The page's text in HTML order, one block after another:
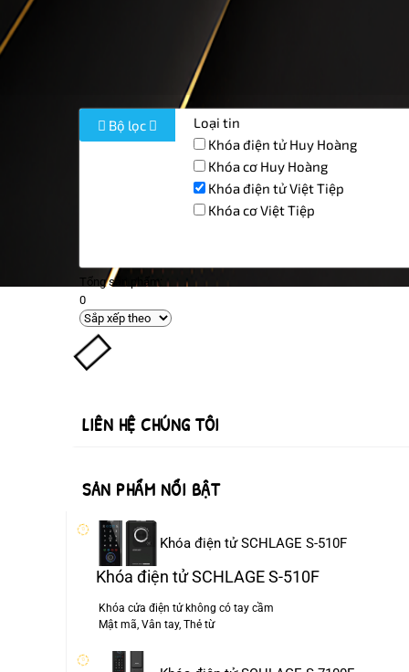
Bộ lọc
Loại tin
Khóa điện tử Huy Hoàng
Khóa cơ Huy Hoàng
Khóa điện tử Việt Tiệp
Khóa cơ Việt Tiệp
Tổng sản phẩm:
0
LIÊN HỆ CHÚNG TÔI
SẢN PHẨM NỔI BẬT
Khóa điện tử SCHLAGE S-510F
Khóa điện tử SCHLAGE S-510F
Khóa cửa điện tử không có tay cầm
Mật mã, Vân tay, Thẻ từ
Vân tay: Cài đặt tối đa 50 vân tay, 50 Thẻ từ